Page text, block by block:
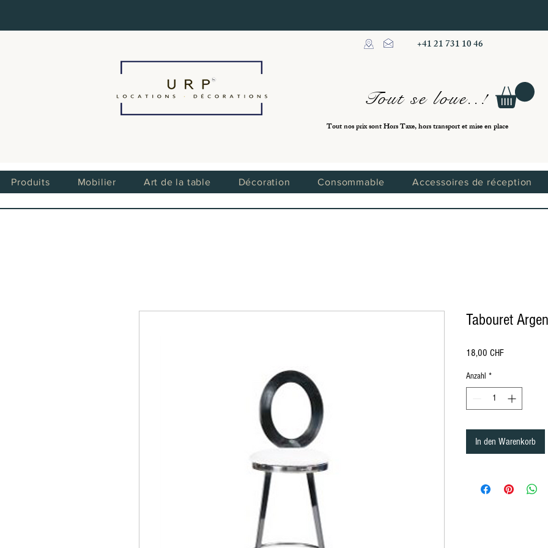
+41 21 731 10 46
Tout se loue..!
Tout nos prix sont Hors Taxe, hors transport et mise en place
Produits Mobilier Art de la table Décoration Consommable Accessoires de réception
locations évènementielle Lausanne Berne Fribourg Zürich, location de mobilier à Lausanne Berne Fribourg Zürich
, location de chaise à Lausanne Berne Fribourg Zürich, location de
décorations Lausanne Berne Fribourg Zürich, Location de mobilier en Suisse, Location de mobilier Lausanne, Location de mobilier à Montreux, Location de mobilier à Zurich, Location de mobilier en Valais, Location
mobilier Nyon, Location de mobilier à Genève, Location de mobilier à Bern, Location de mobilier à Bale, Location de mobilier à Saint-Moritz, Location de mobilier à Davos, Location de mobilier Gstaad, Location de
Intérieures, Location de mobilier Appenzell Rhodes-Extérieures, Location de mobilier Bâle-Campagne, Location de mobilier Liestal, Location de mobilier Fribourg, Location de mobilier Glaris, Location de mobilier
Location de mobilier Obwald, Location de mobilier Saint-Gall, Location de mobilier Schaffhouse, Location de mobilier Sarnen, Location de mobilier Stans, Location de mobilier Coire, Location de mobilier Liestal,
mobilier Schwytz, Location de mobilier Thurgovie, Location de mobilier Frauenfeld, Location de mobilier Tessin, Location de mobilier Bellinzone, Location de mobilier Uri, Location de mobilier Altdorf, Location de
Location de mobilier, Table Ronde, Table rectangulaire, Table Haute, Table Mange débout, Housse Mange débout, Nappe de table ronde, nappe de table carré, nappe de table rectangulaire, Chaise , Chaise Napoléon,
Mobilier baroque, Mobilier Vintage, Tapis rouge, exposition, conférence, évènement, séparation, cloison, chaise en bois, chaise en plexiglass, Miroir, Décoration de table, Mariage, Art de la table, décoration Gatsby,
Tabouret de bar, Chandelier, Vase, Luminaire, Photophore, coussin, couteau de table, fourchette de table, cuillère, Housse de Chaise, Serviette de table, Végétation, Totem, Stèle, Pipe and Dripe, Rideaux, paravent,
rental in Lausanne Bern Friborg Zürich, chair rental in Lausanne Bern Friborg Zürich, rental of furniture and chairs in Bern in Friborg in Zürich, rental of furniture and decorations Lausanne Berne Friborg Zürich,
furniture in Montreux, Rental of furniture in Zurich, Rental of furniture in Valais, Rental of furniture in Lausanne, Rental of furniture in Lucerne, Rental of furniture Nyon, Rental of furniture in Geneva, Rental of furniture
Rental of furniture in Davos, Rental of furniture Gstaad, Rental of furniture in Verbier, Rental of furniture in Crans Montana, Rental of furniture in Vevey, Furniture rental in Yverdon, Furniture rental in Grison, Furniture
Furniture rental Lausanne, Furniture rental Aargau, Furniture rental Appenzell Innerrhoden, Appenzell Ausserrhoden furniture rental, Basel-Country furniture rental, Liestal furniture rental, Friborg furniture rental,
furniture in Neuchâtel, Rental of furniture in Nidwalden, Rental of furniture in Obwalden, Rental of furniture in St. Gallen, Rental of furniture in Schaffhausen, Rental of furniture in Sarnen, Rental of furniture in Stans,
Tabouret
18,00 CHFPreis
Anzahl *
In den Warenkorb